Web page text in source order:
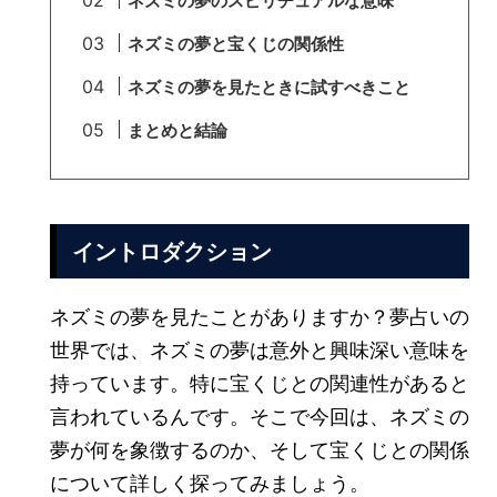
ネズミの夢と宝くじの関係性
ネズミの夢を見たときに試すべきこと
まとめと結論
イントロダクション
ネズミの夢を見たことがありますか？夢占いの
世界では、ネズミの夢は意外と興味深い意味を
持っています。特に宝くじとの関連性があると
言われているんです。そこで今回は、ネズミの
夢が何を象徴するのか、そして宝くじとの関係
について詳しく探ってみましょう。